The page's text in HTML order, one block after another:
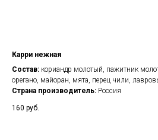
Карри нежная
Состав: кориандр молотый, пажитник
орегано, майоран, мята, перец чили,
Страна производитель: Россия
160 руб.